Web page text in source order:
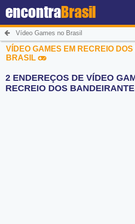
encontraBrasil
Vídeo Games no Brasil
VÍDEO GAMES EM RECREIO
BRASIL
2 ENDEREÇOS DE VÍDEO
RECREIO DOS